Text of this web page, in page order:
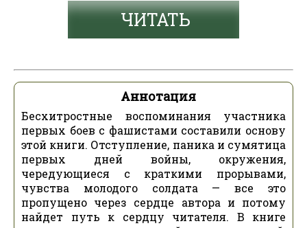
ЧИТАТЬ
Аннотация
Бесхитростные воспоминания участника
первых боев с фашистами составили основу
этой книги. Отступление, паника и сумятица
первых дней войны, окружения,
чередующиеся с краткими прорывами,
чувства молодого солдата — все это
пропущено через сердце автора и потому
найдет путь к сердцу читателя. В книге